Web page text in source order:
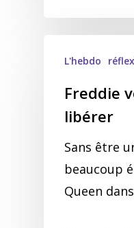
L'hebdo
Freddie
libérer
Sans être
beaucoup
Queen